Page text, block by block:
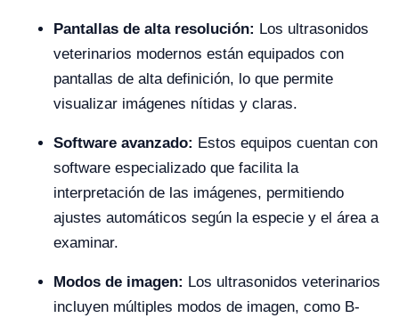
Pantallas de alta resolución: Los ultrasonidos
veterinarios modernos están equipados con
pantallas de alta definición, lo que permite
visualizar imágenes nítidas y claras.
Software avanzado: Estos equipos cuentan con
software especializado que facilita la
interpretación de las imágenes, permitiendo
ajustes automáticos según la especie y el área a
examinar.
Modos de imagen: Los ultrasonidos veterinarios
incluyen múltiples modos de imagen, como B-